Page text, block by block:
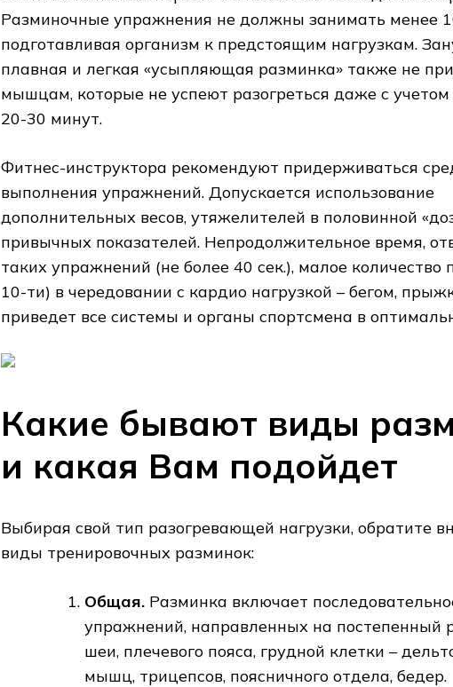
Разминочные упражнения не должны занимать менее
подготавливая организм к предстоящим нагрузкам.
плавная и легкая «усыпляющая разминка» также не
мышцам, которые не успеют разогреться даже с
20-30 минут.
Фитнес-инструктора рекомендуют придерживаться
выполнения упражнений. Допускается использование
дополнительных весов, утяжелителей в половинной
привычных показателей. Непродолжительное время,
таких упражнений (не более 40 сек.), малое количество
10-ти) в чередовании с кардио нагрузкой – бегом,
приведет все системы и органы спортсмена в
Какие бывают виды
и какая Вам подойдет
Выбирая свой тип разогревающей нагрузки, обратите
виды тренировочных разминок:
Общая. Разминка включает
упражнений, направленных на постепенный
шеи, плечевого пояса, грудной клетки –
мышц, трицепсов, поясничного отдела, бедер.